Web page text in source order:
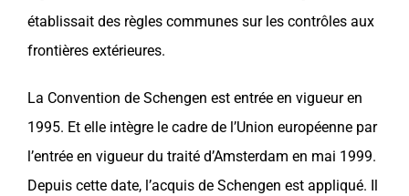
établissait des règles communes sur les contrôles aux
frontières extérieures.
La Convention de Schengen est entrée en vigueur en
1995. Et elle intègre le cadre de l’Union européenne par
l’entrée en vigueur du traité d’Amsterdam en mai 1999.
Depuis cette date, l’acquis de Schengen est appliqué. Il